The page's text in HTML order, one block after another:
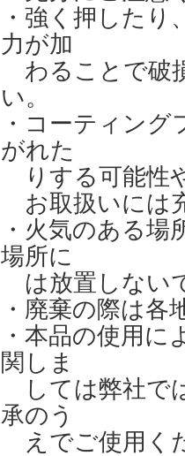
・強く押した
力が加
わることで破
い。
・コーティン
がれた
りする可能性
お取扱いには
・火気のある場
場所に
は放置しない
・廃棄の際は
・本品の使用
関しま
しては弊社で
承のう
えでご使用く